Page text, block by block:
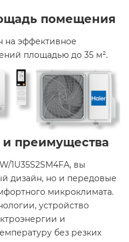
помещения
на эффективное
площадью до 35 м².
преимущества
1U35S2SM4FA, вы
дизайн, но и передовые
микроклимата.
устройство
и
без резких